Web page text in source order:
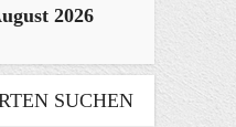
2026
SUCHEN